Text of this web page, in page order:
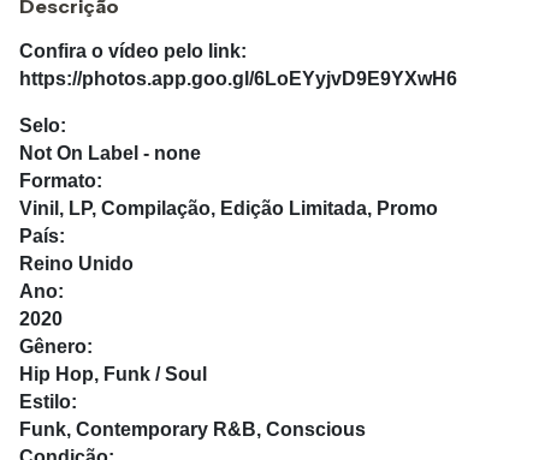
Descrição
Confira o vídeo pelo link:
https://photos.app.goo.gl/6LoEYyjvD9E9YXwH6
Selo:
Not On Label - none
Formato:
Vinil, LP, Compilação, Edição Limitada, Promo
País:
Reino Unido
Ano:
2020
Gênero:
Hip Hop, Funk / Soul
Estilo:
Funk, Contemporary R&B, Conscious